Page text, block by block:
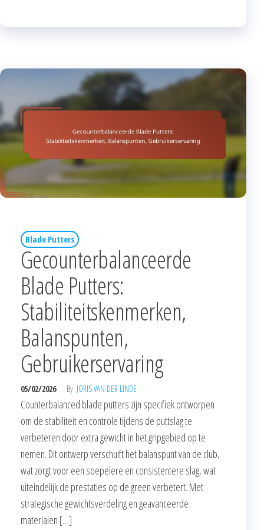
Blade Putters
Gecounterbalanceerde
Blade Putters:
Stabiliteitskenmerken,
Balanspunten,
Gebruikerservaring
05/02/2026 By JORIS VAN DER LINDE
Counterbalanced blade putters zijn specifiek ontworpen
om de stabiliteit en controle tijdens de puttslag te
verbeteren door extra gewicht in het gripgebied op te
nemen. Dit ontwerp verschuift het balanspunt van de club,
wat zorgt voor een soepelere en consistentere slag, wat
uiteindelijk de prestaties op de green verbetert. Met
strategische gewichtsverdeling en geavanceerde
materialen […]